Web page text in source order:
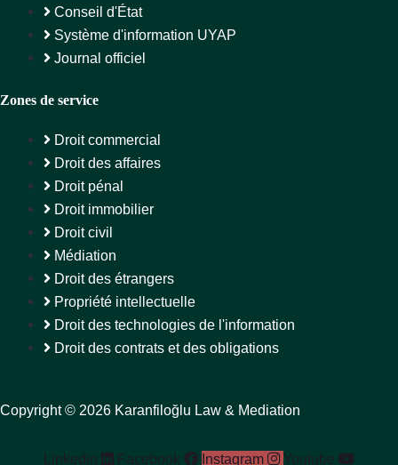
Conseil d'État
Système d'information UYAP
Journal officiel
Zones de service
Droit commercial
Droit des affaires
Droit pénal
Droit immobilier
Droit civil
Médiation
Droit des étrangers
Propriété intellectuelle
Droit des technologies de l'information
Droit des contrats et des obligations
Copyright © 2026 Karanfiloğlu Law & Mediation
Linkedin Facebook Instagram Youtube